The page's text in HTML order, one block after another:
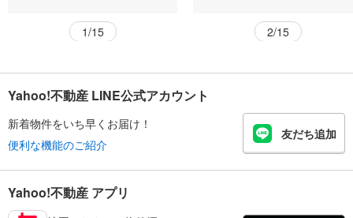
1/15 2/15
Yahoo!不動産 LINE公式アカウント
新着物件をいち早くお届け！
便利な機能のご紹介
友だち追加
Yahoo!不動産 アプリ